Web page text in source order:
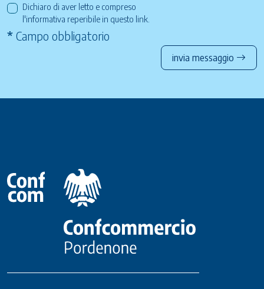
Dichiaro di aver letto e compreso
l'informativa reperibile in questo link
* Campo obbligatorio
invia messaggio